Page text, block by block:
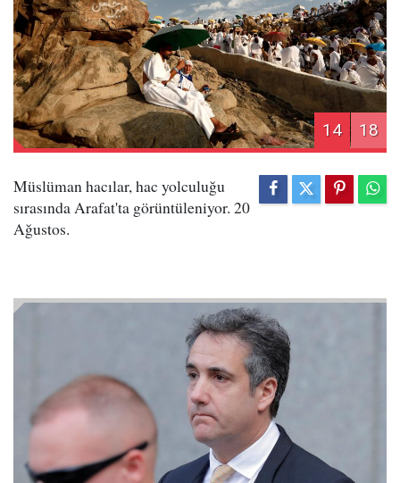
14 18
Müslüman hacılar, hac yolculuğu
sırasında Arafat'ta görüntüleniyor. 20
Ağustos.